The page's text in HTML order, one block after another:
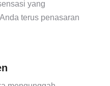
yang
terus penasaran